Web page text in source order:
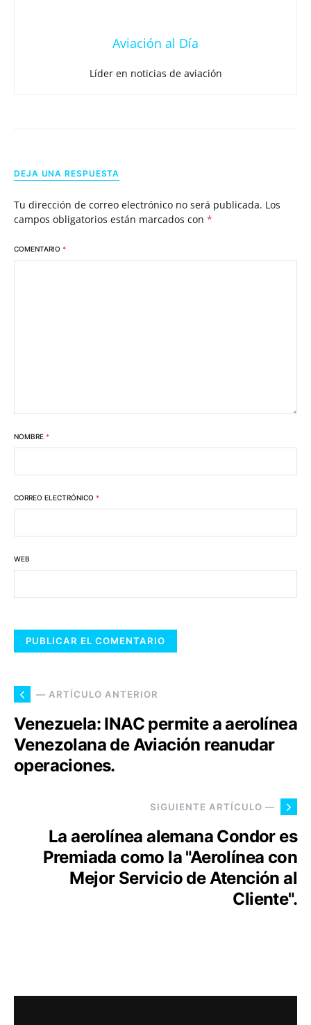
Aviación al Día
Líder en noticias de aviación
DEJA UNA RESPUESTA
Tu dirección de correo electrónico no será publicada. Los
campos obligatorios están marcados con *
COMENTARIO *
NOMBRE *
CORREO ELECTRÓNICO *
WEB
— ARTÍCULO ANTERIOR
Venezuela: INAC permite a aerolínea
Venezolana de Aviación reanudar
operaciones.
SIGUIENTE ARTÍCULO —
La aerolínea alemana Condor es
Premiada como la "Aerolínea con
Mejor Servicio de Atención al
Cliente".